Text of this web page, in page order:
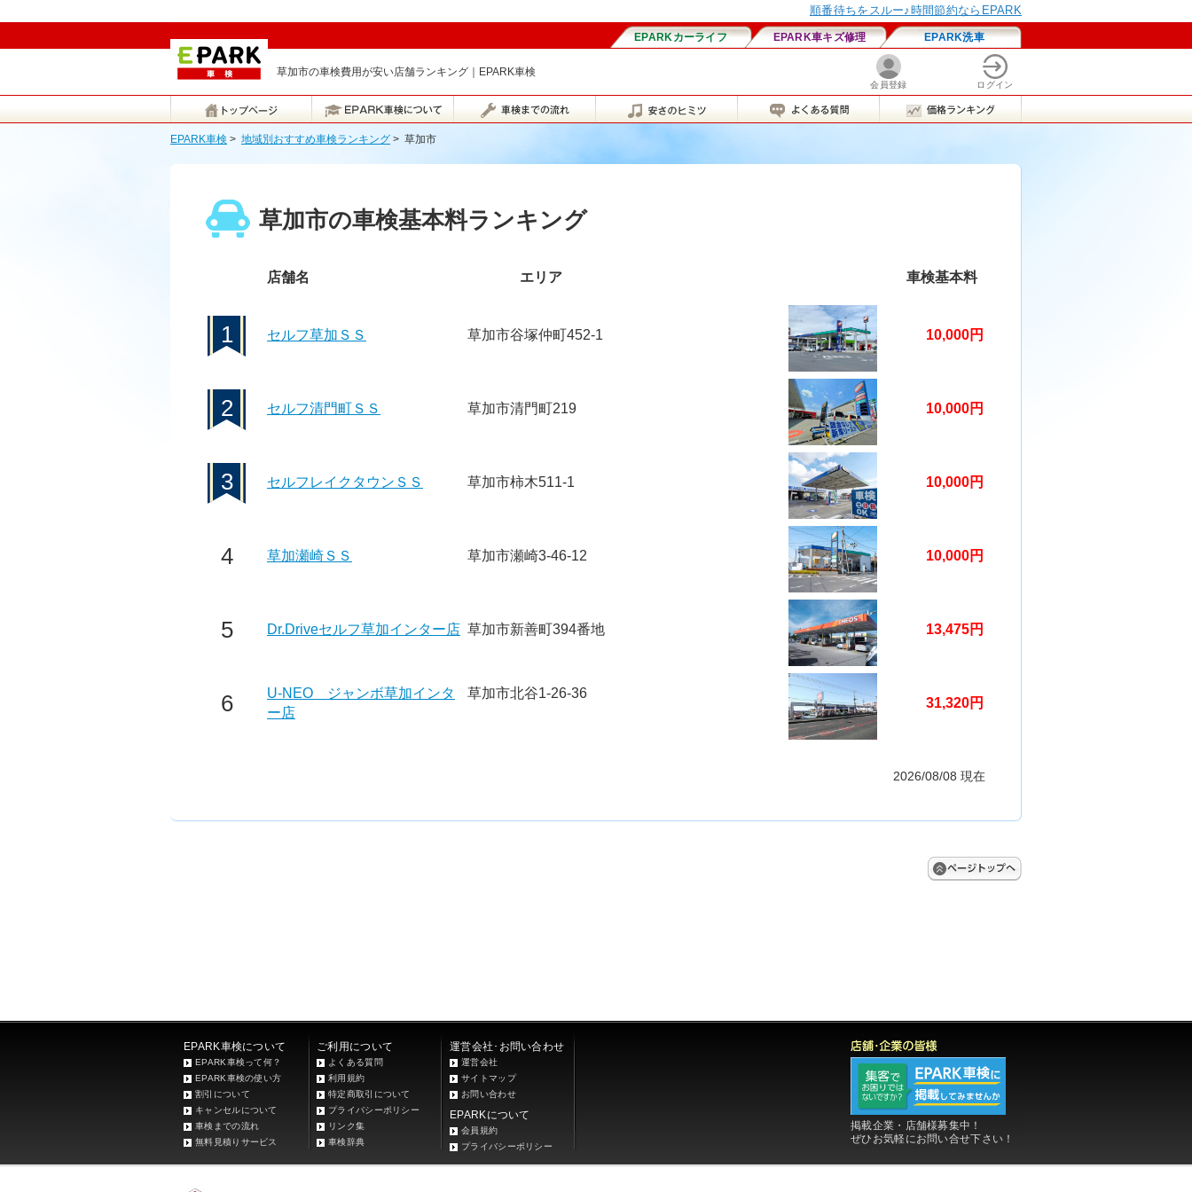
草加市の車検費用が安い店舗ランキング｜EPARK車検
EPARK車検 > 地域別おすすめ車検ランキング > 草加市
草加市の車検基本料ランキング
店舗名 エリア 車検基本料
1 セルフ草加ＳＳ 草加市谷塚仲町452-1 10,000円
2 セルフ清門町ＳＳ 草加市清門町219 10,000円
3 セルフレイクタウンＳＳ 草加市柿木511-1 10,000円
4 草加瀬崎ＳＳ 草加市瀬崎3-46-12 10,000円
5 Dr.Driveセルフ草加インター店 草加市新善町394番地 13,475円
6
U-NEO ジャンボ草加インタ
ー店
草加市北谷1-26-36
31,320円
2026/08/08 現在